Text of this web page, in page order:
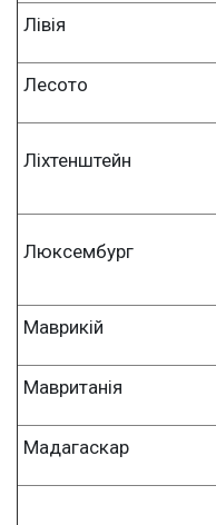
Лівія
Лесото
Ліхтенштейн
Люксембург
Маврикій
Мавританія
Мадагаскар